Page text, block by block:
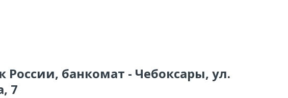
России, банкомат - Чебоксары, ул.
7